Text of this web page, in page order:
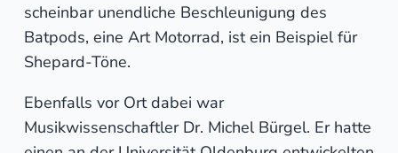
scheinbar unendliche Beschleunigung des
Batpods, eine Art Motorrad, ist ein Beispiel für
Shepard-Töne.
Ebenfalls vor Ort dabei war
Musikwissenschaftler Dr. Michel Bürgel. Er hatte